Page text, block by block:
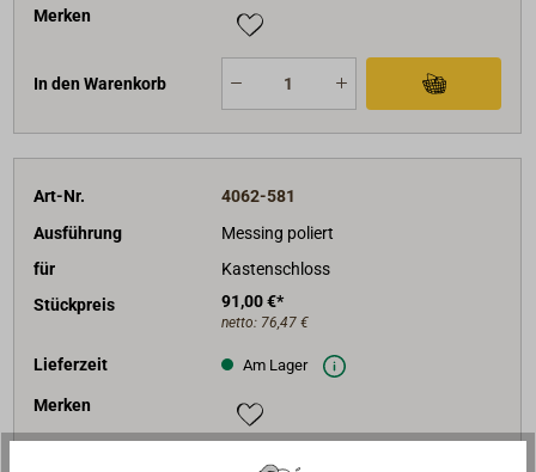
Merken
In den Warenkorb
Art-Nr.
4062-581
Ausführung
Messing poliert
für
Kastenschloss
Stückpreis
91,00 €*
netto: 76,47 €
Lieferzeit Am Lager
Merken